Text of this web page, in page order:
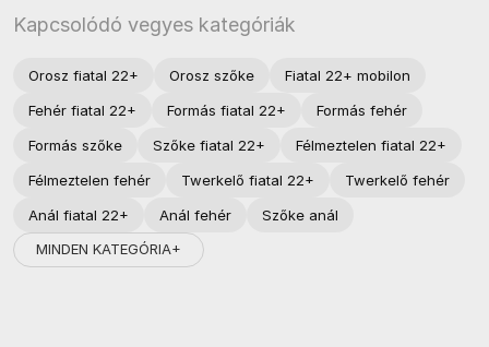
Kapcsolódó vegyes kategóriák
Orosz fiatal 22+ Orosz szőke
Fiatal 22+ mobilon
Fehér fiatal 22+
Formás fiatal 22+
Formás fehér
Formás szőke
Szőke fiatal 22+
Félmeztelen fiatal 22+
Félmeztelen fehér
Twerkelő fiatal 22+
Twerkelő fehér
Anál fiatal 22+
Anál fehér
Szőke anál
MINDEN KATEGÓRIA+